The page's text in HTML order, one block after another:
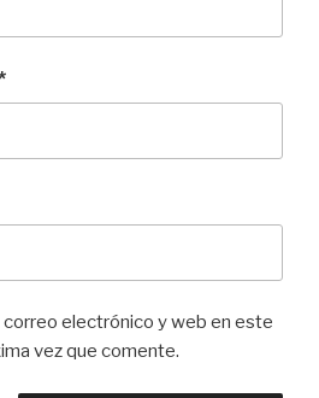
correo electrónico y web en este
vez que comente.